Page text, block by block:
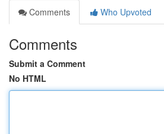
Comments
Who Upvoted
Comments
Submit a Comment
No HTML